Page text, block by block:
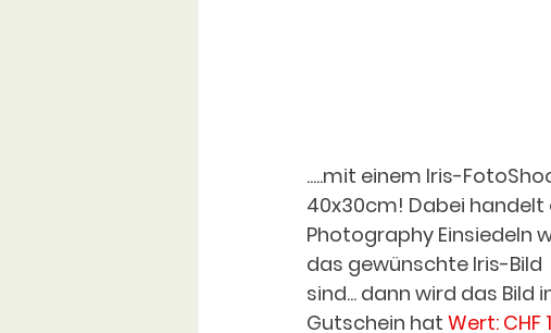
.....mit einem Iris-
40x30cm! Dabei handelt
Photography Einsiedeln
das gewünschte Iris-
sind... dann wird das
Gutschein hat Wert: CHF